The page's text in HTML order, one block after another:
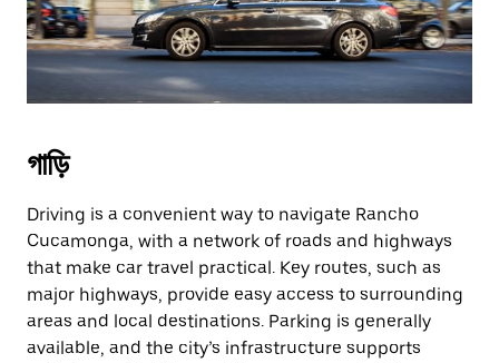
গাড়ি
Driving is a convenient way to navigate Rancho
Cucamonga, with a network of roads and highways
that make car travel practical. Key routes, such as
major highways, provide easy access to surrounding
areas and local destinations. Parking is generally
available, and the city’s infrastructure supports